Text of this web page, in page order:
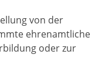
von der
ehrenamtliche
oder zur